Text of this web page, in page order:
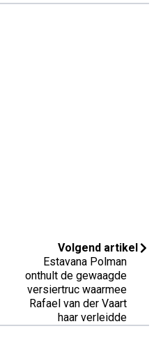
Volgend artikel
Estavana Polman
onthult de gewaagde
versiertruc waarmee
Rafael van der Vaart
haar verleidde